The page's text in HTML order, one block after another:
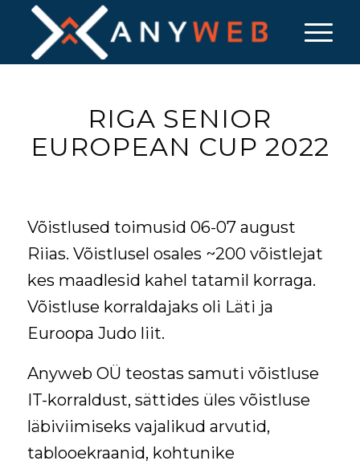
RIGA SENIOR
EUROPEAN CUP 2022
Võistlused toimusid 06-07 august
Riias. Võistlusel osales ~200 võistlejat
kes maadlesid kahel tatamil korraga.
Võistluse korraldajaks oli Läti ja
Euroopa Judo liit.
Anyweb OÜ teostas samuti võistluse
IT-korraldust, sättides üles võistluse
läbiviimiseks vajalikud arvutid,
tablooekraanid, kohtunike